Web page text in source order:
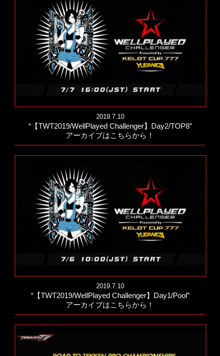
2019.7.10
“【TWT2019/WellPlayed Challenger】Day2/TOP8”
アーカイブはこちらから！
2019.7.10
“【TWT2019/WellPlayed Challenger】Day1/Pool”
アーカイブはこちらから！